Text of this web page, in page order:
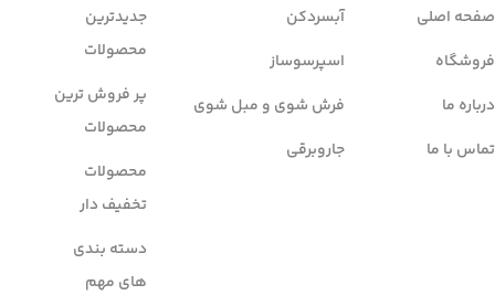
صفحه اصلی
فروشگاه
درباره ما
تماس با ما
آبسردکن
اسپرسوساز
فرش شوی و مبل شوی
جاروبرقی
جدیدترین
محصولات
پر فروش ترین
محصولات
محصولات
تخفیف دار
دسته بندی
های مهم